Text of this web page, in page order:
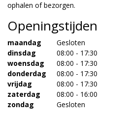
ophalen of bezorgen.
Openingstijden
maandag
Gesloten
dinsdag
08:00 - 17:30
woensdag
08:00 - 17:30
donderdag
08:00 - 17:30
vrijdag
08:00 - 17:30
zaterdag
08:00 - 16:00
zondag
Gesloten